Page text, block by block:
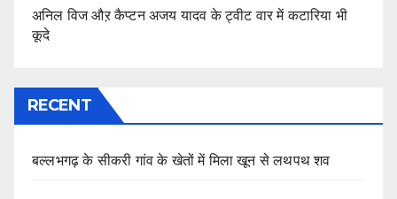
अनिल विज औऱ कैप्टन अजय यादव के ट्वीट वार में कटारिया भी
कूदे
RECENT
बल्लभगढ़ के सीकरी गांव के खेतों में मिला खून से लथपथ शव